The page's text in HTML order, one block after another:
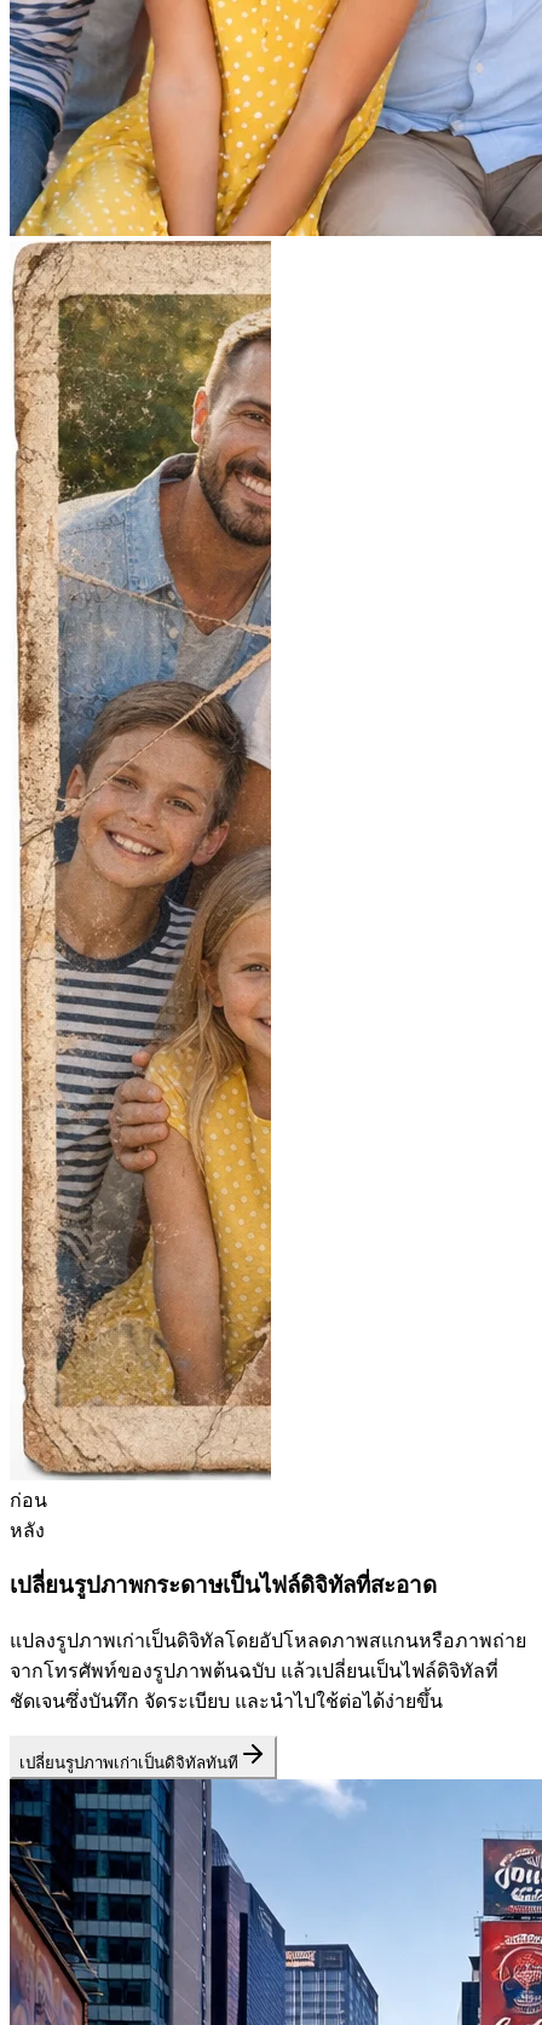
ก่อน
หลัง
เปลี่ยนรูปภาพกระดาษเป็นไฟล์ดิจิทัลที่สะอาด
แปลงรูปภาพเก่าเป็นดิจิทัลโดยอัปโหลดภาพสแกนหรือภาพถ่าย
จากโทรศัพท์ของรูปภาพต้นฉบับ แล้วเปลี่ยนเป็นไฟล์ดิจิทัลที่
ชัดเจนซึ่งบันทึก จัดระเบียบ และนำไปใช้ต่อได้ง่ายขึ้น
เปลี่ยนรูปภาพเก่าเป็นดิจิทัลทันที